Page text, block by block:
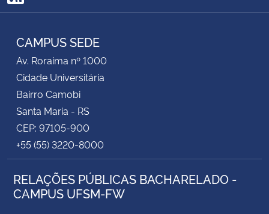
RSS
CAMPUS SEDE
Av. Roraima nº 1000
Cidade Universitária
Bairro Camobi
Santa Maria - RS
CEP: 97105-900
+55 (55) 3220-8000
RELAÇÕES PÚBLICAS BACHARELADO -
CAMPUS UFSM-FW